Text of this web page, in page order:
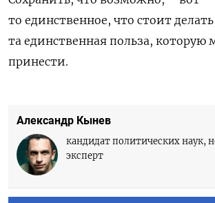
то единственное, что стоит
та единственная польза,
принести.
Александр Кынев
кандидат политических наук,
эксперт